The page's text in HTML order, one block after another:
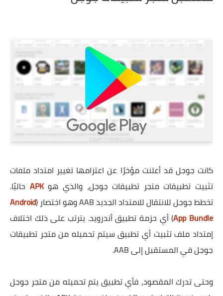
كانت جوجل قد أعلنت مؤخرًا عن اعتزامها تغيير امتداد ملفات
تثبيت تطبيقات متجر تطبيقات جوجل، والذي هوAPK حاليًا.
تخطط جوجل للانتقال للامتداد الجديد AAB وهو اختصار (
Android
App Bundle) أي حزمة تطبيق أندرويد. يترتب على ذلك اختلاف
إمتداد ملف تثبيت أي تطبيق سيتم تحميله من متجر تطبيقات
جوجل في المستقبل إلى AAB.
وحتى تدرك المقصود، فأي تطبيق يتم تحميله من متجر جوجل